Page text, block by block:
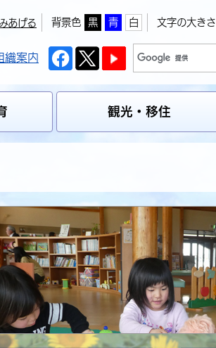
あげる 背景色 黒 青 白 文字の大きさ
織案内
観光・移住